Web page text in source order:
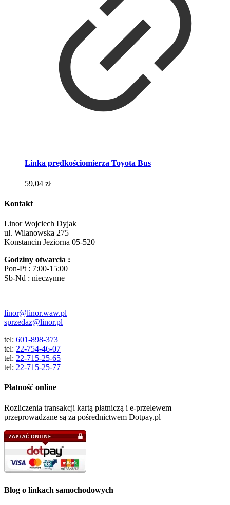
Linka prędkościomierza Toyota Bus
59,04 zł
Kontakt
Linor Wojciech Dyjak
ul. Wilanowska 275
Konstancin Jeziorna 05-520
Godziny otwarcia :
Pon-Pt : 7:00-15:00
Sb-Nd : nieczynne
linor@linor.waw.pl
sprzedaz@linor.pl
tel: 601-898-373
tel: 22-754-46-07
tel: 22-715-25-65
tel: 22-715-25-77
Płatność online
Rozliczenia transakcji kartą płatniczą i e-przelewem
przeprowadzane są za pośrednictwem Dotpay.pl
Blog o linkach samochodowych